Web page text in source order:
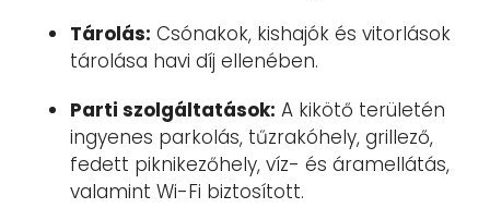
Tárolás: Csónakok, kishajók és vitorlások
tárolása havi díj ellenében.
Parti szolgáltatások: A kikötő területén
ingyenes parkolás, tűzrakóhely, grillező,
fedett piknikezőhely, víz- és áramellátás,
valamint Wi-Fi biztosított.